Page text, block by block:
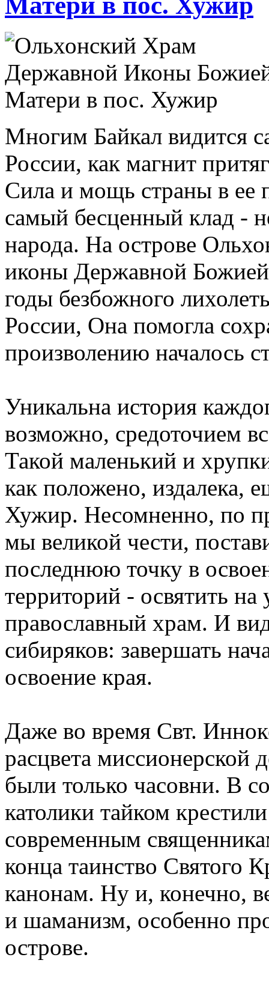
Многим Байкал видится
России, как магнит
Сила и мощь страны в ее
самый бесценный клад -
народа. На острове
иконы Державной
годы безбожного
России, Она помогла
произволению началось
Уникальна история
возможно, средоточием
Такой маленький и
как положено, издалека,
Хужир. Несомненно, по
мы великой чести,
последнюю точку в
территорий - освятить
православный храм. И
сибиряков: завершать
освоение края.
Даже во время Свт.
расцвета миссионерской
были только часовни. В
католики тайком
современным
конца таинство Святого
канонам. Ну и, конечно,
и шаманизм, особенно
острове.